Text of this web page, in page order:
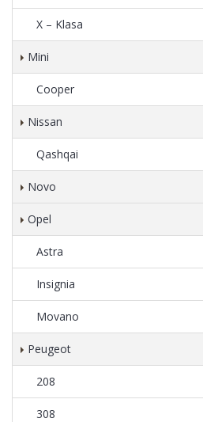
X – Klasa
Mini
Cooper
Nissan
Qashqai
Novo
Opel
Astra
Insignia
Movano
Peugeot
208
308